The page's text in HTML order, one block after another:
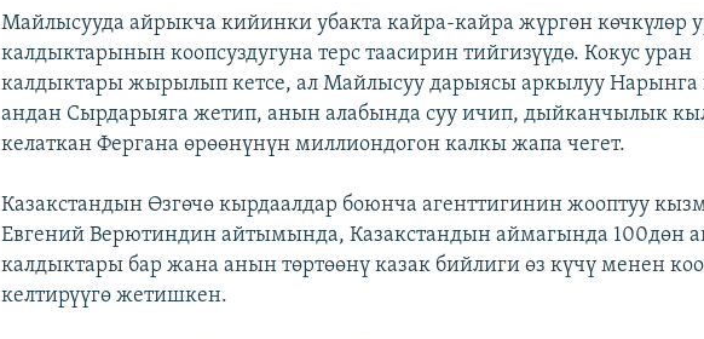
Майлысууда айрыкча кийинки убакта кайра-кайра жүргөн көчкүлөр
калдыктарынын коопсуздугуна терс таасирин тийгизүүдө. Кокус уран
калдыктары жырылып кетсе, ал Майлысуу дарыясы аркылуу Нарынга
андан Сырдарыяга жетип, анын алабында суу ичип, дыйканчылык
келаткан Фергана өрөөнүнүн миллиондогон калкы жапа чегет.
Казакстандын Өзгөчө кырдаалдар боюнча агенттигинин жооптуу
Евгений Верютиндин айтымында, Казакстандын аймагында 100дөн
калдыктары бар жана анын төртөөнү казак бийлиги өз күчү менен
келтирүүгө жетишкен.